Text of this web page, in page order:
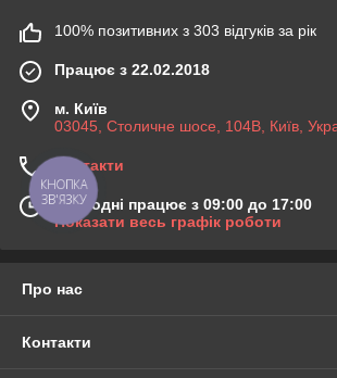
100% позитивних з 303 відгуків за рік
Працює з 22.02.2018
м. Київ
03045, Столичне шосе, 104B, Київ,
Контакти
Сьогодні працює з 09:00 до 17:00
Показати весь графік роботи
Про нас
Контакти
КНОПКА
ЗВ'ЯЗКУ